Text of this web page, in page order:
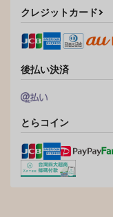
クレジットカード
後払い決済
とらコイン